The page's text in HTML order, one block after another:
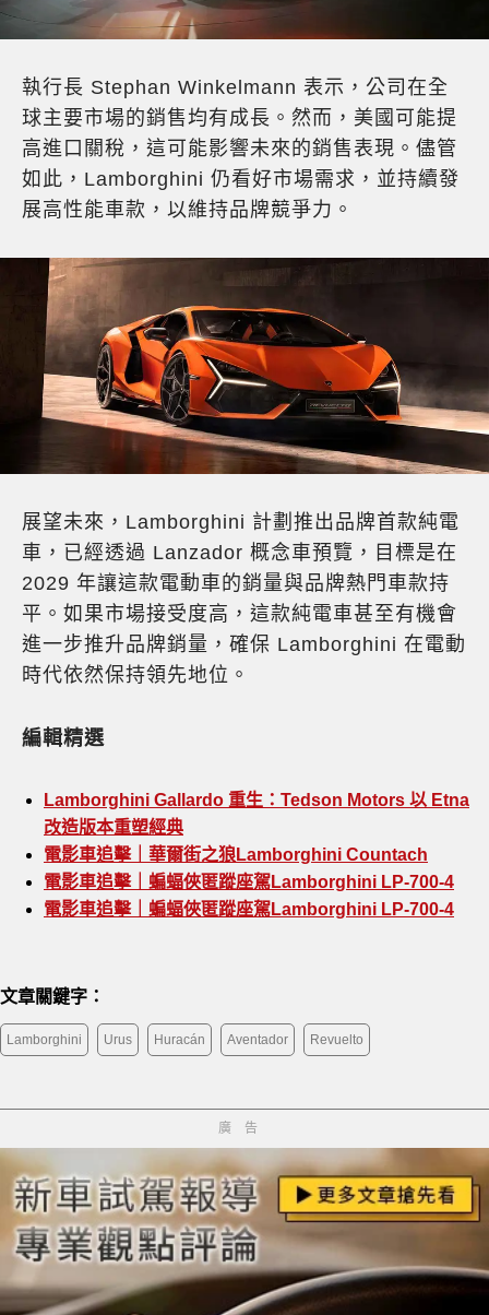
執行長 Stephan Winkelmann 表示，公司在全
球主要市場的銷售均有成長。然而，美國可能提
高進口關稅，這可能影響未來的銷售表現。儘管
如此，Lamborghini 仍看好市場需求，並持續發
展高性能車款，以維持品牌競爭力。
展望未來，Lamborghini 計劃推出品牌首款純電
車，已經透過 Lanzador 概念車預覽，目標是在
2029 年讓這款電動車的銷量與品牌熱門車款持
平。如果市場接受度高，這款純電車甚至有機會
進一步推升品牌銷量，確保 Lamborghini 在電動
時代依然保持領先地位。
編輯精選
Lamborghini Gallardo 重生：Tedson Motors 以 Etna
改造版本重塑經典
電影車追擊｜華爾街之狼Lamborghini Countach
電影車追擊｜蝙蝠俠匿蹤座駕Lamborghini LP-700-4
電影車追擊｜蝙蝠俠匿蹤座駕Lamborghini LP-700-4
文章關鍵字：
Lamborghini Urus Huracán Aventador Revuelto
廣告